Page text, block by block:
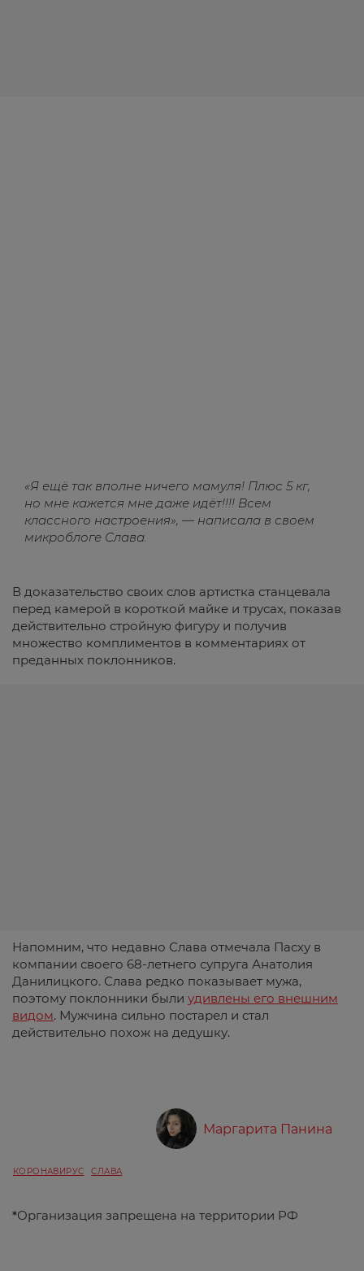
«Я ещё так вполне ничего мамуля! Плюс 5 кг,
но мне кажется мне даже идёт!!!! Всем
классного настроения», — написала в своем
микроблоге Слава.
В доказательство своих слов артистка станцевала
перед камерой в короткой майке и трусах, показав
действительно стройную фигуру и получив
множество комплиментов в комментариях от
преданных поклонников.
Напомним, что недавно Слава отмечала Пасху в
компании своего 68-летнего супруга Анатолия
Данилицкого. Слава редко показывает мужа,
поэтому поклонники были удивлены его внешним
видом. Мужчина сильно постарел и стал
действительно похож на дедушку.
Маргарита Панина
КОРОНАВИРУС СЛАВА
*Организация запрещена на территории РФ